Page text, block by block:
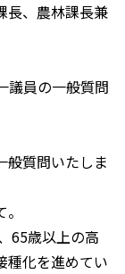
長、農林課長兼
員の一般質問
質問いたしま
65歳以上の高
種化を進めてい